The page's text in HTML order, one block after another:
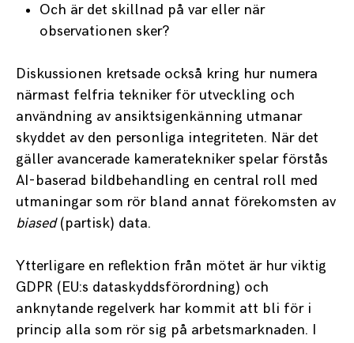
Och är det skillnad på var eller när
observationen sker?
Diskussionen kretsade också kring hur numera
närmast felfria tekniker för utveckling och
användning av ansiktsigenkänning utmanar
skyddet av den personliga integriteten. När det
gäller avancerade kameratekniker spelar förstås
AI-baserad bildbehandling en central roll med
utmaningar som rör bland annat förekomsten av
biased(partisk) data.
Ytterligare en reflektion från mötet är hur viktig
GDPR (EU:s dataskyddsförordning) och
anknytande regelverk har kommit att bli för i
princip alla som rör sig på arbetsmarknaden. I